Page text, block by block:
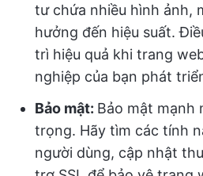
tư chứa nhiều hình ảnh,
hưởng đến hiệu suất.
trì hiệu quả khi trang
nghiệp của bạn phát
Bảo mật: Bảo mật mạnh
trọng. Hãy tìm các tính
người dùng, cập nhật